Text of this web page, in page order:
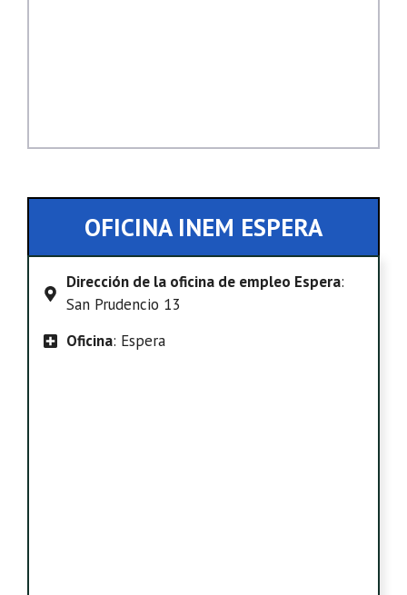
OFICINA INEM ESPERA
Dirección de la oficina de empleo Espera:
San Prudencio 13
Oficina: Espera